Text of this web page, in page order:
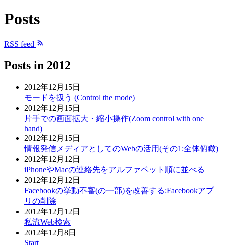
Posts
RSS feed
Posts in 2012
2012年12月15日
モードを扱う (Control the mode)
2012年12月15日
片手での画面拡大・縮小操作(Zoom control with one
hand)
2012年12月15日
情報発信メディアとしてのWebの活用(その1:全体俯瞰)
2012年12月12日
iPhoneやMacの連絡先をアルファベット順に並べる
2012年12月12日
Facebookの挙動不審(の一部)を改善する:Facebookアプ
リの削除
2012年12月12日
私流Web検索
2012年12月8日
Start